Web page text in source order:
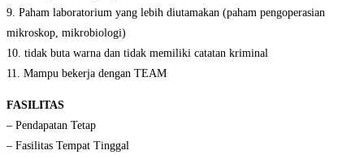
9. Paham laboratorium yang lebih diutamakan (paham pengoperasian
mikroskop, mikrobiologi)
10. tidak buta warna dan tidak memiliki catatan kriminal
11. Mampu bekerja dengan TEAM
FASILITAS
– Pendapatan Tetap
– Fasilitas Tempat Tinggal